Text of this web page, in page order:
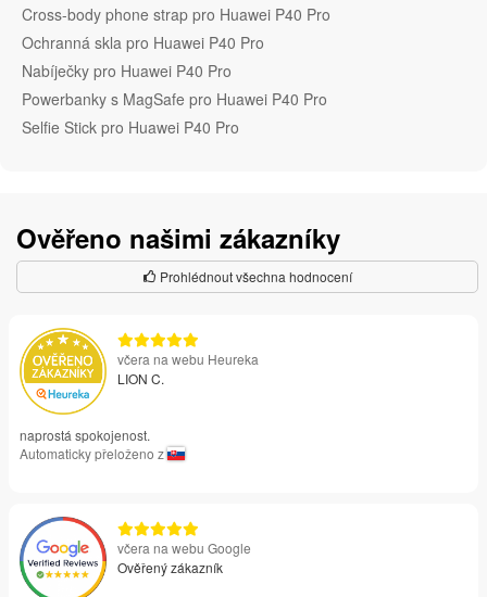
Cross-body phone strap pro Huawei P40 Pro
Ochranná skla pro Huawei P40 Pro
Nabíječky pro Huawei P40 Pro
Powerbanky s MagSafe pro Huawei P40 Pro
Selfie Stick pro Huawei P40 Pro
Ověřeno našimi zákazníky
Prohlédnout všechna hodnocení
včera na webu Heureka
LION C.
naprostá spokojenost.
Automaticky přeloženo z
včera na webu Google
Ověřený zákazník